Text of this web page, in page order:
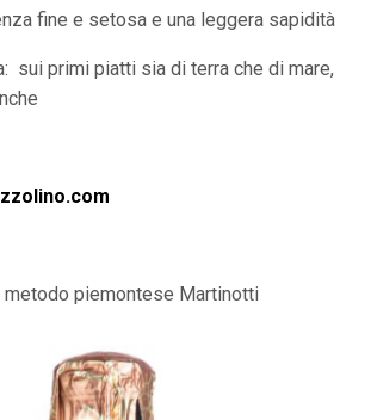
fine e setosa e una leggera sapidità
sui primi piatti sia di terra che di mare,
metodo piemontese Martinotti